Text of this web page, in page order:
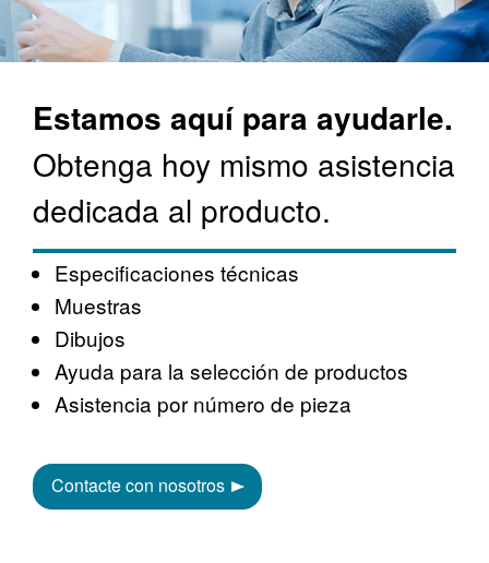
Estamos aquí para ayudarle.
Obtenga hoy mismo asistencia
dedicada al producto.
Especificaciones técnicas
Muestras
Dibujos
Ayuda para la selección de productos
Asistencia por número de pieza
Contacte con nosotros